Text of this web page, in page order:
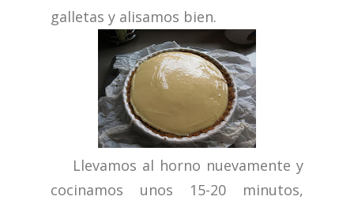
galletas y alisamos bien.
Llevamos al horno nuevamente y
cocinamos unos 15-20 minutos,